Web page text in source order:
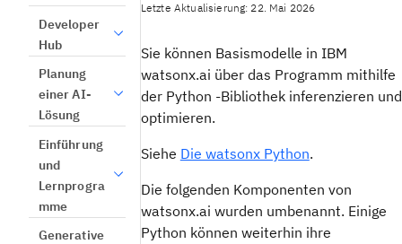
Developer
Hub
Planung
einer AI-
Lösung
Einführung
und
Lernprogra
mme
Generative
Letzte Aktualisierung: 22. Mai 2026
Sie können Basismodelle in IBM
watsonx.ai über das Programm mithilfe
der Python -Bibliothek inferenzieren und
optimieren.
Siehe Die watsonx Python.
Die folgenden Komponenten von
watsonx.ai wurden umbenannt. Einige
Python können weiterhin ihre